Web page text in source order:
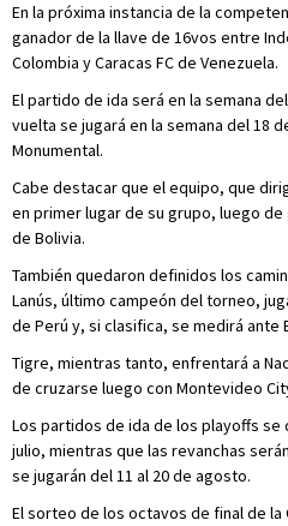
En la próxima instancia de la
ganador de la llave de 16vos entre
Colombia y Caracas FC de Venezuela.
El partido de ida será en la semana
vuelta se jugará en la semana del 18
Monumental.
Cabe destacar que el equipo, que
en primer lugar de su grupo, luego
de Bolivia.
También quedaron definidos los
Lanús, último campeón del torneo,
de Perú y, si clasifica, se medirá ante
Tigre, mientras tanto, enfrentará a
de cruzarse luego con Montevideo
Los partidos de ida de los playoffs se
julio, mientras que las revanchas
se jugarán del 11 al 20 de agosto.
El sorteo de los octavos de final de la